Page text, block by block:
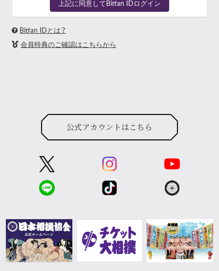
上記に同意してBitfan IDログイン
Bitfan IDとは？
会員特典のご確認はこちらから
公式アカウントはこちら